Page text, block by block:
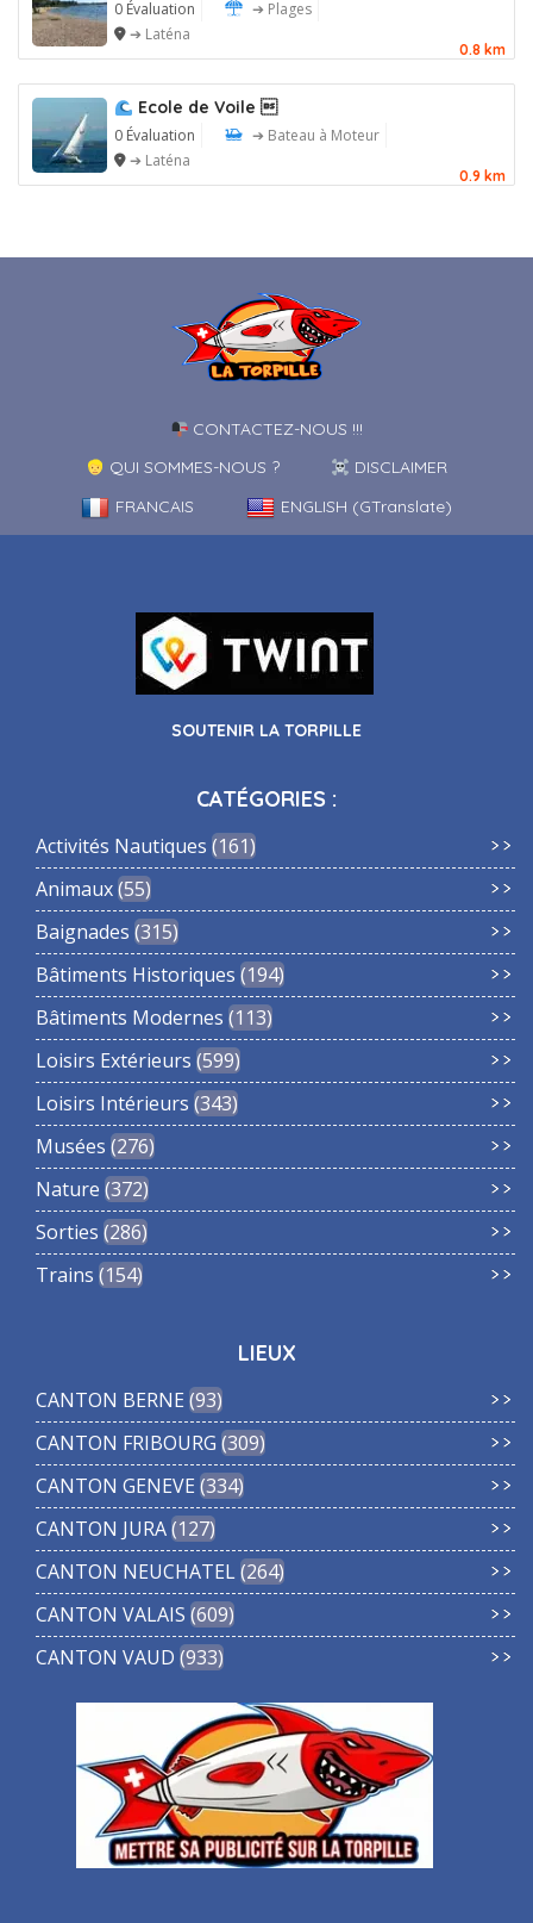
0 Évaluation
➔ Plages
➔ Laténa
0.8 km
Ecole de Voile 
0 Évaluation
➔ Bateau à Moteur
➔ Laténa
0.9 km
CONTACTEZ-NOUS !!!
QUI SOMMES-NOUS ?
DISCLAIMER
FRANCAIS
ENGLISH (GTranslate)
SOUTENIR LA TORPILLE
CATÉGORIES :
Activités Nautiques 161
Animaux 55
Baignades 315
Bâtiments Historiques 194
Bâtiments Modernes 113
Loisirs Extérieurs 599
Loisirs Intérieurs 343
Musées 276
Nature 372
Sorties 286
Trains 154
LIEUX
CANTON BERNE 93
CANTON FRIBOURG 309
CANTON GENEVE 334
CANTON JURA 127
CANTON NEUCHATEL 264
CANTON VALAIS 609
CANTON VAUD 933